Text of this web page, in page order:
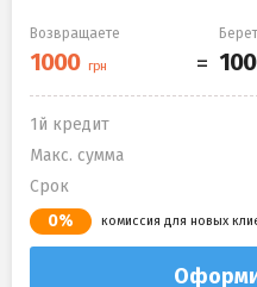
Возвращаете
1й кредит
Макс. сумма
Срок
0% комиссия для новых